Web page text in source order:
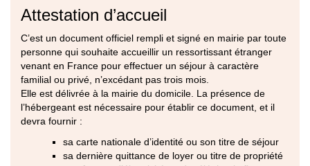
Attestation d’accueil
C’est un document officiel rempli et signé en mairie par toute
personne qui souhaite accueillir un ressortissant étranger
venant en France pour effectuer un séjour à caractère
familial ou privé, n’excédant pas trois mois.
Elle est délivrée à la mairie du domicile. La présence de
l’hébergeant est nécessaire pour établir ce document, et il
devra fournir :
sa carte nationale d’identité ou son titre de séjour
sa dernière quittance de loyer ou titre de propriété